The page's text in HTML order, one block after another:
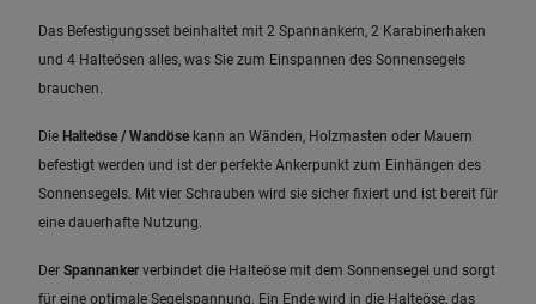
Das Befestigungsset beinhaltet mit 2 Spannankern, 2 Karabinerhaken
und 4 Halteösen alles, was Sie zum Einspannen des Sonnensegels
brauchen.
Die Halteöse / Wandöse kann an Wänden, Holzmasten oder Mauern
befestigt werden und ist der perfekte Ankerpunkt zum Einhängen des
Sonnensegels. Mit vier Schrauben wird sie sicher fixiert und ist bereit für
eine dauerhafte Nutzung.
Der Spannanker verbindet die Halteöse mit dem Sonnensegel und sorgt
für eine optimale Segelspannung. Ein Ende wird in die Halteöse, das